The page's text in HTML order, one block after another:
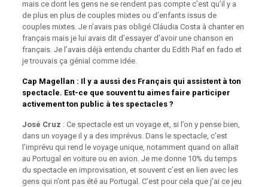
mais ce dont les gens ne se rendent pas compte c’est qu’il y a
de plus en plus de couples mixtes ou d’enfants issus de
couples mixtes. Je n’avais pas obligé Cláudia Costa à chanter en
français mais je lui avais dit d’essayer d’avoir une chanson en
français. Je l’avais déjà entendu chanter du Edith Piaf en fado et
je trouvais ça génial comme idée.
Cap Magellan : Il y a aussi des Français qui assistent à ton
spectacle. Est-ce que souvent tu aimes faire participer
activement ton public à tes spectacles ?
José Cruz : Ce spectacle est un voyage et, si l’on y pense bien,
dans un voyage il y a des imprévus. Dans le spectacle, c’est
l’imprévu qui rend le voyage unique, notamment quand on allait
au Portugal en voiture ou en avion. Je me donne 10% du temps
du spectacle en improvisation, et souvent c’est en lien avec les
gens qui n’ont pas été au Portugal. C’est pour cela que j’ai ce jeu